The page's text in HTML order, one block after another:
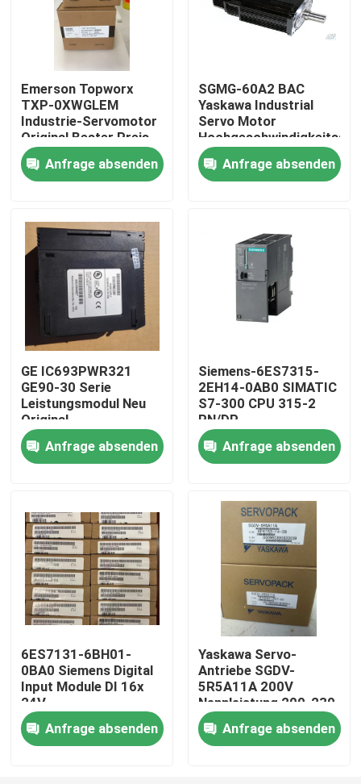
Haus
Produkte
Über uns
Fabrik-Ausflug
Qualitätskontrolle
Treten Sie mit uns in Verbindung
Fordern Sie ein Zitat
Industrieller Servomotor
Industrielle Servo-Antriebe
Emerson Topworx
TXP-0XWGLEM
Industrie-Servomotor
Original Bester Preis
Anfrage absenden
SGMG-60A2 BAC
Yaskawa Industrial
Servo Motor
6000W
Anfrage absenden
GE IC693PWR321
GE90-30 Serie
Leistungsmodul Neu
Original
Anfrage absenden
Siemens-6ES7315-
2EH14-0AB0 SIMATIC
S7-300 CPU 315-2
PN/DP
Anfrage absenden
6ES7131-6BH01-
0BA0 Siemens Digital
Input Module DI 16x
24V
Gleichspannungsstandard
Anfrage absenden
Yaskawa Servo-
Antriebe SGDV-
5R5A11A 200V
Nennleistung 200-230
VAC, 60 Hz Eingang
Anfrage absenden